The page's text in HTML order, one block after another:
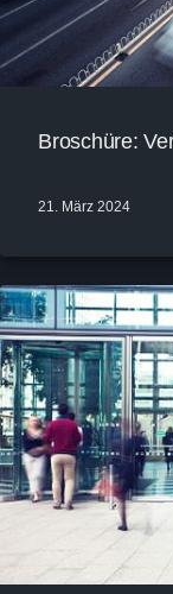
Broschüre:
21. März 2024